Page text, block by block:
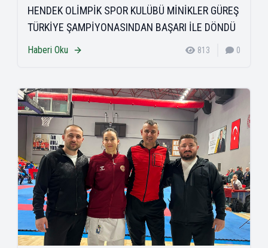
HENDEK OLİMPİK SPOR KULÜBÜ MİNİKLER GÜREŞ
TÜRKİYE ŞAMPİYONASINDAN BAŞARI İLE DÖNDÜ
Haberi Oku 813 0